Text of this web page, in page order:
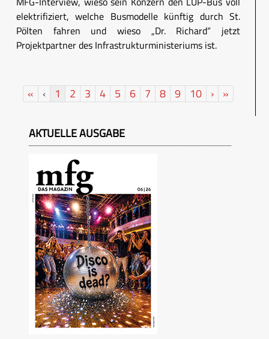
elektrifiziert, welche Busmodelle künftig durch St.
Pölten fahren und wieso „Dr. Richard“ jetzt
Projektpartner des Infrastrukturministeriums ist.
« ‹ 1 2 3 4 5 6 7 8 9 10 › »
AKTUELLE AUSGABE